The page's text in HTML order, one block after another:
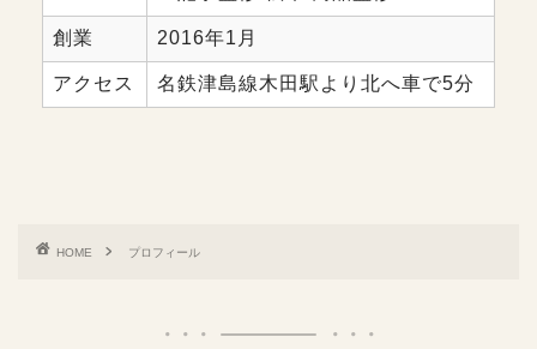
創業 2016年1月
アクセス 名鉄津島線木田駅より北へ車で5分
HOME プロフィール